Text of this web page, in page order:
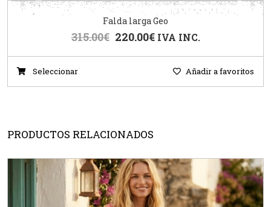
Falda larga Geo
315.00€ 220.00€ IVA INC.
Seleccionar Añadir a favoritos
PRODUCTOS RELACIONADOS